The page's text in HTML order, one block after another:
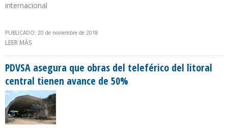
internacional
PUBLICADO: 20 de noviembre de 2018
LEER MÁS
PDVSA asegura que obras del teleférico del litoral
central tienen avance de 50%